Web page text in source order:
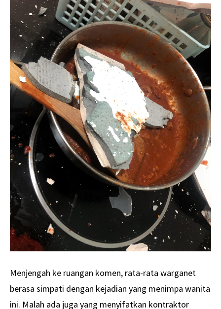
Menjengah ke ruangan komen, rata-rata warganet
berasa simpati dengan kejadian yang menimpa wanita
ini. Malah ada juga yang menyifatkan kontraktor